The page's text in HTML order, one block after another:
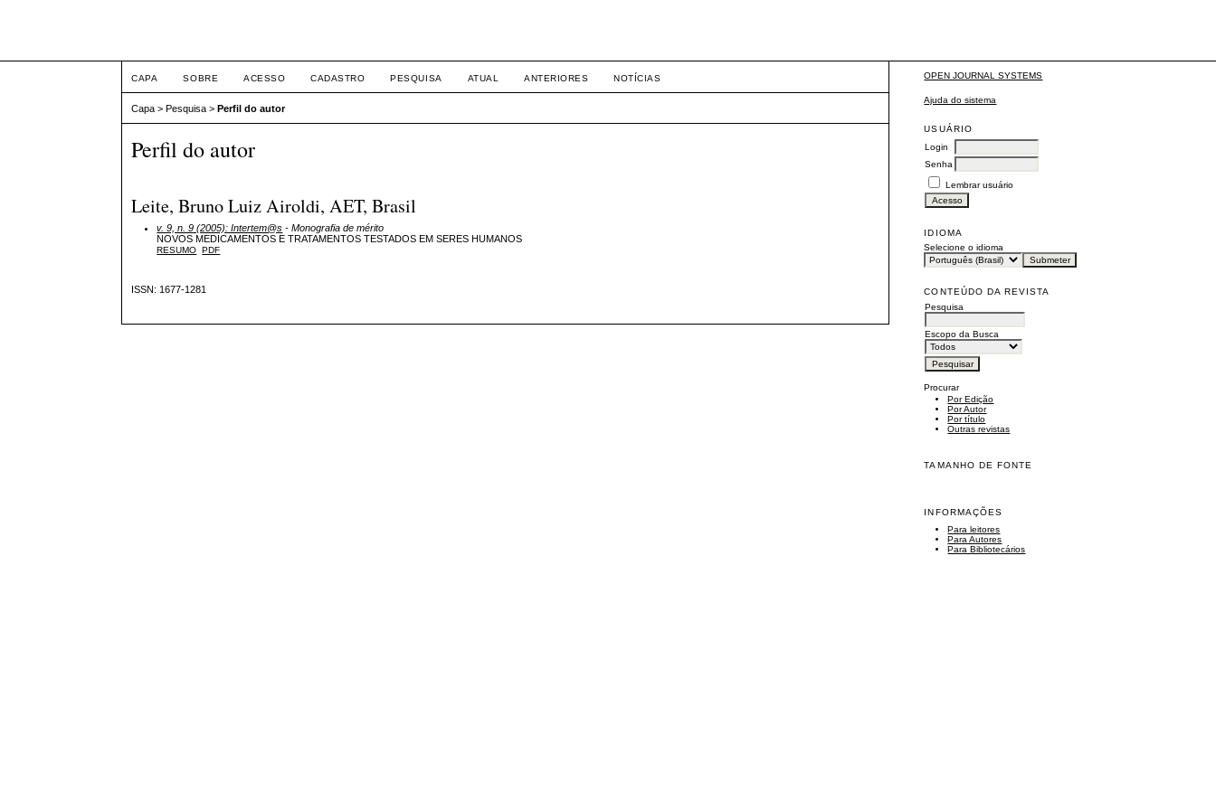
OPEN JOURNAL SYSTEMS
Ajuda do sistema
USUÁRIO
Login
Senha
Lembrar usuário
IDIOMA
Selecione o idioma
CONTEÚDO DA REVISTA
Pesquisa
Escopo da Busca
Procurar
Por Edição
Por Autor
Por título
Outras revistas
TAMANHO DE FONTE
INFORMAÇÕES
Para leitores
Para Autores
Para Bibliotecários
CAPA SOBRE ACESSO CADASTRO PESQUISA ATUAL ANTERIORES NOTÍCIAS
Capa >Pesquisa >Perfil do autor
Perfil do autor
Leite, Bruno Luiz Airoldi, AET, Brasil
v. 9, n. 9 (2005): Intertem@s - Monografia de mérito
NOVOS MEDICAMENTOS E TRATAMENTOS TESTADOS EM SERES HUMANOS
RESUMO PDF
ISSN: 1677-1281